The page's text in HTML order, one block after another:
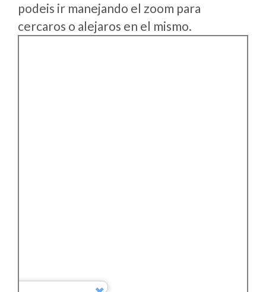
podeis ir manejando el zoom para
cercaros o alejaros en el mismo.